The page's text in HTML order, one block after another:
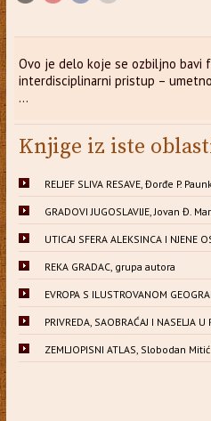
Ovo je delo koje se ozbiljno bavi
interdisciplinarni pristup –
...
Knjige iz iste
RELJEF SLIVA RESAVE, Đorđe P.
GRADOVI JUGOSLAVIJE, Jovan Đ.
UTICAJ SFERA ALEKSINCA I NJENE
REKA GRADAC, grupa autora
EVROPA S ILUSTROVANOM
PRIVREDA, SAOBRAĆAJ I NASELJA
ZEMLJOPISNI ATLAS, Slobodan Mitić